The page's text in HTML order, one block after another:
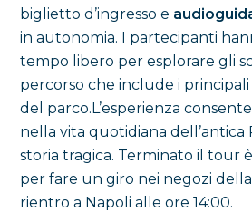
biglietto d’ingresso e
in autonomia. I partecipanti
tempo libero per esplorare gli
percorso che include i
del parco.L’esperienza
nella vita quotidiana dell’antica
storia tragica. Terminato il tour
per fare un giro nei negozi
rientro a Napoli alle ore 14:00.